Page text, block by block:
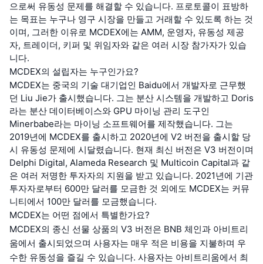
으로써 유동성 문제를 해결할 수 있습니다. 프로토콜이 표방하
는 목표는 누구나 영구 시장을 만들고 거래할 수 있도록 하는 것
이며, 그러한 이유로 MCDEX에는 AMM, 운영자, 유동성 제공
자, 트레이더, 키퍼 및 위임자와 같은 여러 시장 참가자가 있습
니다.
MCDEX의 설립자는 누구인가요?
MCDEX는 중국의 기술 대기업인 Baidu에서 개발자로 근무했
던 Liu Jie가 출시했습니다. 그는 분산 시스템을 개발하고 Doris
라는 분산 데이터베이스와 GPU 마이닝 관리 도구인
Minerbabe라는 마이닝 소프트웨어를 제작했습니다. 그는
2019년에 MCDEX를 출시하고 2020년에 V2 버전을 출시할 당
시 유동성 문제에 시달렸습니다. 현재 최신 버전은 V3 버전이며
Delphi Digital, Alameda Research 및 Multicoin Capital과 같
은 여러 저명한 투자자의 지원을 받고 있습니다. 2021년에 기관
투자자로부터 600만 달러를 모금한 것 외에도 MCDEX는 커뮤
니티에서 100만 달러를 모금했습니다.
MCDEX는 어떤 점에서 특별한가요?
MCDEX의 종신 선물 상품의 V3 버전은 BNB 체인과 아비트리
움에서 출시되었으며 사용자는 매우 적은 비용을 지불하며 우
수한 유동성을 즐길 수 있습니다. 사용자는 아비트리움에서 최